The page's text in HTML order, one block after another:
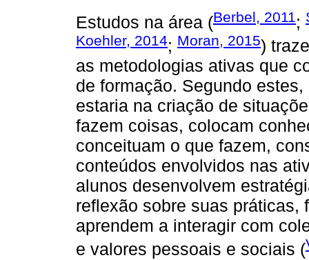
Estudos na área (Berbel, 2011 ;
Koehler, 2014; Moran, 2015)
as metodologias ativas que
de formação. Segundo
estaria na criação de
fazem coisas, colocam
conceituam o que fazem,
conteúdos envolvidos nas
alunos desenvolvem
reflexão sobre suas
aprendem a interagir com
e valores pessoais e sociais (